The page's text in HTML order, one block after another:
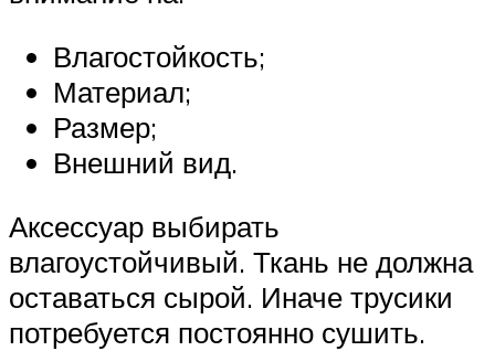
Влагостойкость;
Материал;
Размер;
Внешний вид.
Аксессуар выбирать
влагоустойчивый. Ткань не должна
оставаться сырой. Иначе трусики
потребуется постоянно сушить.